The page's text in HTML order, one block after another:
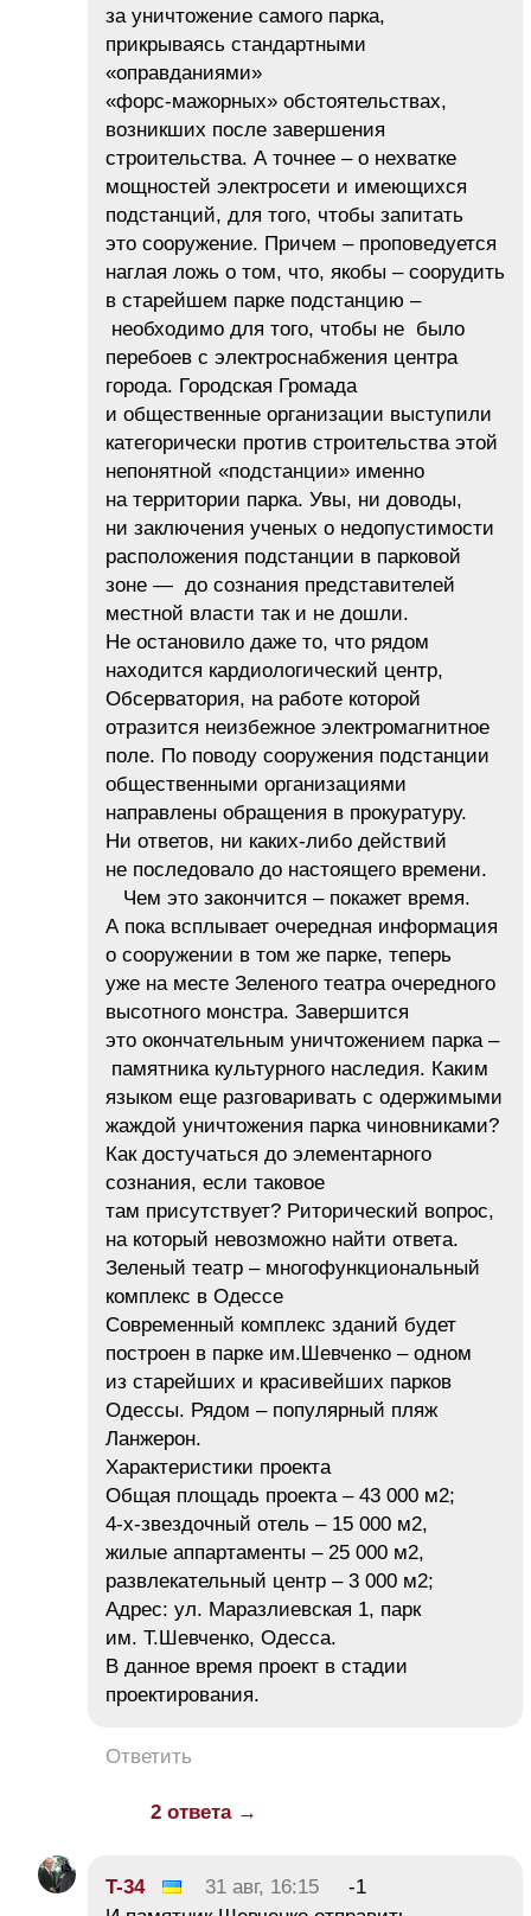
за уничтожение самого парка,
прикрываясь стандартными
«оправданиями»
«форс-мажорных» обстоятельствах,
возникших после завершения
строительства. А точнее – о нехватке
мощностей электросети и имеющихся
подстанций, для того, чтобы запитать
это сооружение. Причем – проповедуется
наглая ложь о том, что, якобы – соорудить
в старейшем парке подстанцию –
необходимо для того, чтобы не было
перебоев с электроснабжения центра
города. Городская Громада
и общественные организации выступили
категорически против строительства этой
непонятной «подстанции» именно
на территории парка. Увы, ни доводы,
ни заключения ученых о недопустимости
расположения подстанции в парковой
зоне — до сознания представителей
местной власти так и не дошли.
Не остановило даже то, что рядом
находится кардиологический центр,
Обсерватория, на работе которой
отразится неизбежное электромагнитное
поле. По поводу сооружения подстанции
общественными организациями
направлены обращения в прокуратуру.
Ни ответов, ни каких-либо действий
не последовало до настоящего времени.
Чем это закончится – покажет время.
А пока всплывает очередная информация
о сооружении в том же парке, теперь
уже на месте Зеленого театра очередного
высотного монстра. Завершится
это окончательным уничтожением парка –
памятника культурного наследия. Каким
языком еще разговаривать с одержимыми
жаждой уничтожения парка чиновниками?
Как достучаться до элементарного
сознания, если таковое
там присутствует? Риторический вопрос,
на который невозможно найти ответа.
Зеленый театр – многофункциональный
комплекс в Одессе
Современный комплекс зданий будет
построен в парке им.Шевченко – одном
из старейших и красивейших парков
Одессы. Рядом – популярный пляж
Ланжерон.
Характеристики проекта
Общая площадь проекта – 43 000 м2;
4-х-звездочный отель – 15 000 м2,
жилые аппартаменты – 25 000 м2,
развлекательный центр – 3 000 м2;
Адрес: ул. Маразлиевская 1, парк
им. Т.Шевченко, Одесса.
B данное время проект в стадии
проектирования.
Ответить
2 ответа →
T-34 31 авг, 16:15
-1